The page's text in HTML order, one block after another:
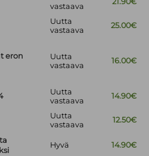
vastaava
Uutta
vastaava
25.00€
eron
Uutta
vastaava
16.00€
Uutta
vastaava
14.90€
Uutta
vastaava
12.50€
Hyvä 14.90€